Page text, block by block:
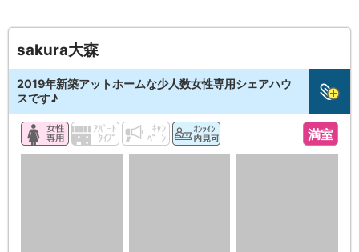
sakura大森
2019年新築アットホームな少人数女性専用シェアハウ
スです♪
満室